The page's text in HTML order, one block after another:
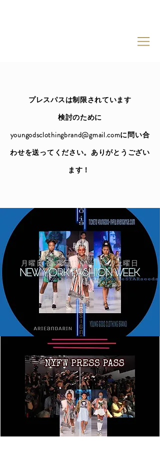
プレスパスは制限されています
検討のために
youngodsclothingbrand@gmail.comに問い合
わせを送ってください。ありがとうござい
ます！
時間
月曜日-金曜日11:00-18:30土曜日
11:00-17:00
日曜日12:30-16：30